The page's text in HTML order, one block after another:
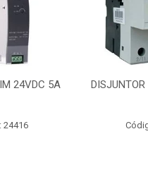
24VDC 5A
24416